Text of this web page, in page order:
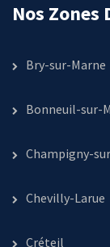
Nos
Bry-sur-Marne
Bonneuil-sur-
Champigny-
Chevilly-Larue
Créteil